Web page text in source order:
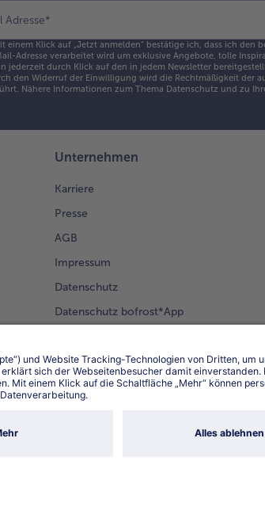
Adresse*
einem Klick auf „Jetzt anmelden" bestätige ich, dass ich den
Adresse verarbeitet wird um exklusive Angebote, tolle
jederzeit durch Klick auf den in jedem Newsletter
den Widerruf der Einwilligung wird die Rechtmäßigkeit der
Nähere Informationen zum Thema Datenschutz und zu
Unternehmen
Karriere
Presse
AGB
Impressum
Datenschutz
Datenschutz bofrost*App